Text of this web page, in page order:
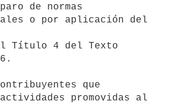
o por aplicación del
promovidas al